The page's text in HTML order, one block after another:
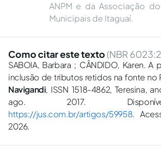
ANPM e da Associação
Municipais de Itaguaí.
Como citar este texto (NBR
SABOIA, Barbara ; CÂNDIDO, Karen.
inclusão de tributos retidos na fonte no
Navigandi, ISSN 1518-4862, Teresina,
ago. 2017.
https://jus.com.br/artigos/59958.
2026.